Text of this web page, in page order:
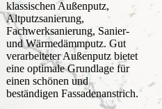
klassischen Außenputz,
Altputzsanierung,
Fachwerksanierung, Sanier-
und Wärmedämmputz. Gut
verarbeiteter Außenputz bietet
eine optimale Grundlage für
einen schönen und
beständigen Fassadenanstrich.